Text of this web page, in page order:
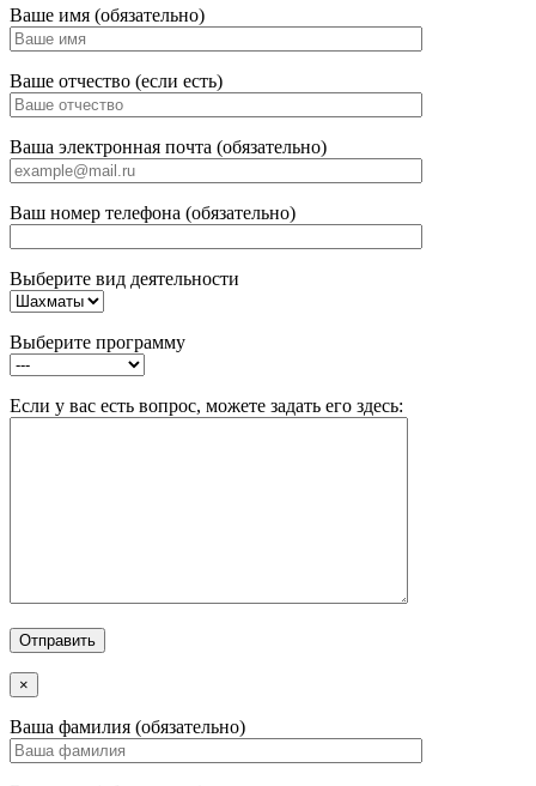
Ваше имя (обязательно)
Ваше отчество (если есть)
Ваша электронная почта (обязательно)
Ваш номер телефона (обязательно)
Выберите вид деятельности
Выберите программу
Если у вас есть вопрос, можете задать его здесь:
×
Ваша фамилия (обязательно)